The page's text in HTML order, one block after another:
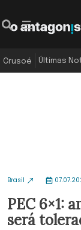
Crusoé Últimas
Brasil
PEC 6×1:
será